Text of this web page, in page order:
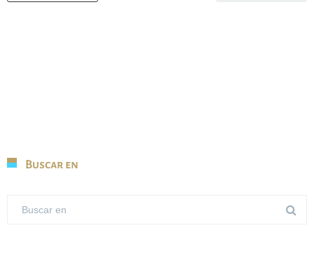
Buscar en